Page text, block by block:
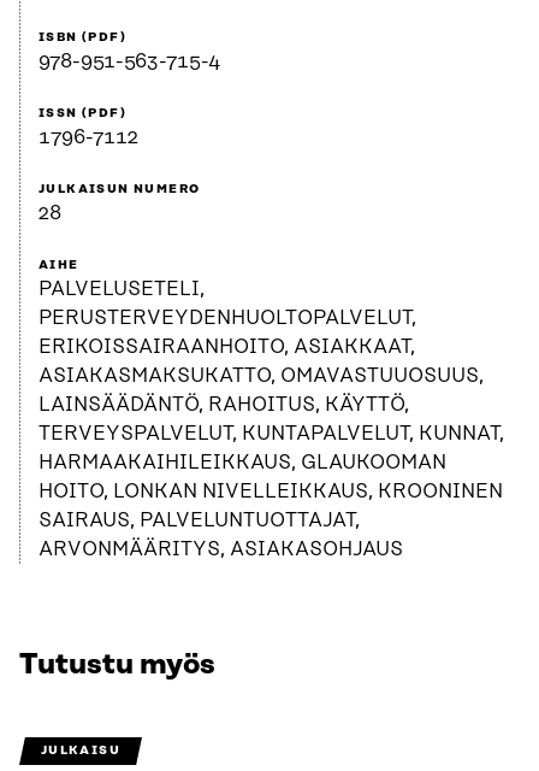
ISBN (PDF)
978-951-563-715-4
ISSN (PDF)
1796-7112
JULKAISUN NUMERO
28
AIHE
PALVELUSETELI,
PERUSTERVEYDENHUOLTOPALVELUT,
ERIKOISSAIRAANHOITO, ASIAKKAAT,
ASIAKASMAKSUKATTO, OMAVASTUUOSUUS,
LAINSÄÄDÄNTÖ, RAHOITUS, KÄYTTÖ,
TERVEYSPALVELUT, KUNTAPALVELUT, KUNNAT,
HARMAAKAIHILEIKKAUS, GLAUKOOMAN
HOITO, LONKAN NIVELLEIKKAUS, KROONINEN
SAIRAUS, PALVELUNTUOTTAJAT,
ARVONMÄÄRITYS, ASIAKASOHJAUS
Tutustu myös
JULKAISU